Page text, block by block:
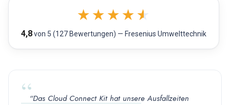
★ ★ ★ ★ ★
4,8von 5 (127 Bewertungen) — Fresenius Umwelttechnik
“Das Cloud Connect Kit hat unsere Ausfallzeiten